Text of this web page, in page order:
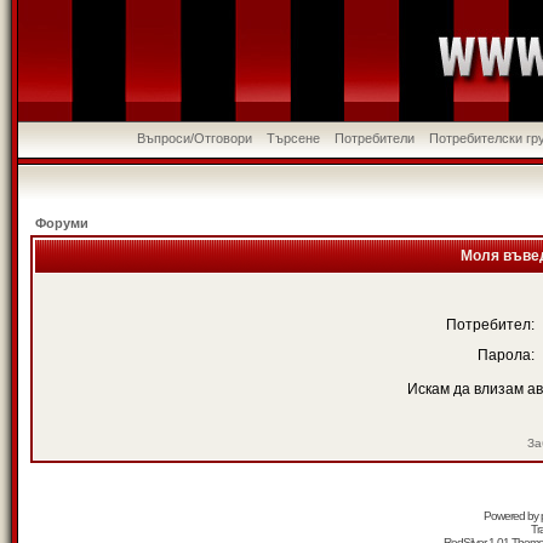
Въпроси/Отговори Търсене Потребители Потребителски
Форуми
Моля
Потребител:
Парола:
Искам да влизам
Powered by